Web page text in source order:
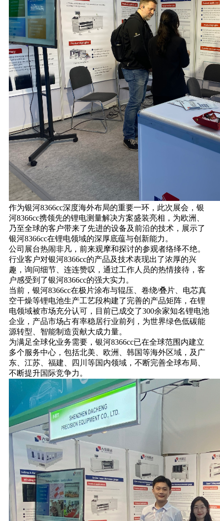
作为银河8366cc深度海外布局的重要一环，此次展会，银
河8366cc携领先的锂电测量解决方案盛装亮相，为欧洲、
乃至全球的客户带来了先进的设备及前沿的技术，展示了
银河8366cc在锂电领域的深厚底蕴与创新能力。
公司展台热闹非凡，前来观摩和探讨的参观者络绎不绝。
行业客户对银河8366cc的产品及技术表现出了浓厚的兴
趣，询问细节、连连赞叹，通过工作人员的热情接待，客
户感受到了银河8366cc的强大实力。
当前，银河8366cc在极片涂布与辊压、卷绕/叠片、电芯真
空干燥等锂电池生产工艺段构建了完善的产品矩阵，在锂
电领域被市场充分认可，目前已成交了300余家知名锂电池
企业，产品市场占有率稳居行业前列，为世界绿色低碳能
源转型、智能制造贡献大成力量。
为满足全球化业务需要，银河8366cc已在全球范围内建立
多个服务中心，包括北美、欧洲、韩国等海外区域，及广
东、江苏、福建、四川等国内领域，不断完善全球布局、
不断提升国际竞争力。